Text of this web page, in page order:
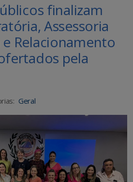
finalizam
Assessoria
Relacionamento
pela
Geral